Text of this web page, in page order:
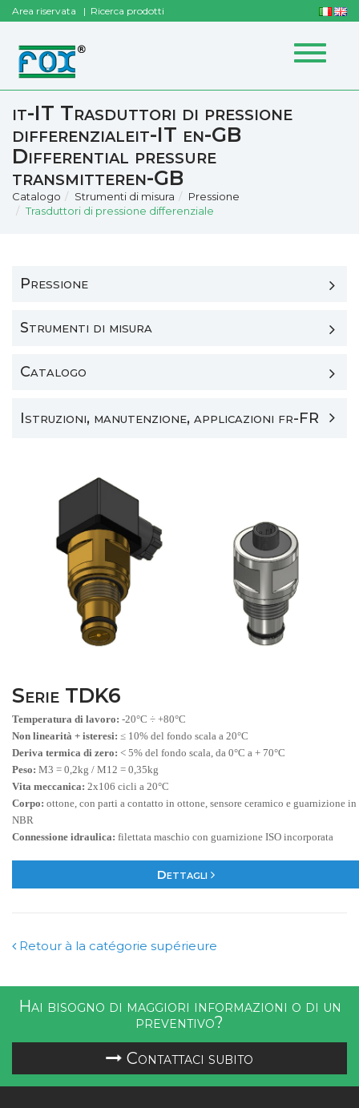
Area riservata Ricerca prodotti
Toggle
it-IT Trasduttori di pressione
differenzialeit-IT en-GB
Differential pressure
transmitteren-GB
Catalogo Strumenti di misura
Pressione
Trasduttori di pressione differenziale
Pressione
Strumenti di misura
Catalogo
Istruzioni, manutenzione, applicazioni fr-FR
Serie TDK6
Temperatura di lavoro: -20°C ÷ +80°C
Non linearità + isteresi: ≤ 10% del fondo scala a 20°C
Deriva termica di zero: < 5% del fondo scala, da 0°C a + 70°C
Peso: M3 = 0,2kg / M12 = 0,35kg
Vita meccanica: 2x106 cicli a 20°C
Corpo: ottone, con parti a contatto in ottone, sensore ceramico e guarnizione in
NBR
Connessione idraulica: filettata maschio con guarnizione ISO incorporata
Dettagli
Retour à la catégorie supérieure
Hai bisogno di maggiori informazioni o di un
preventivo?
Contattaci subito